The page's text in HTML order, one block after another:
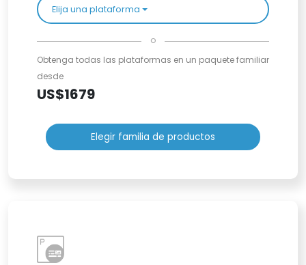
Elija una plataforma
o
Obtenga todas las plataformas en un paquete familiar
desde
US$1679
Elegir familia de productos